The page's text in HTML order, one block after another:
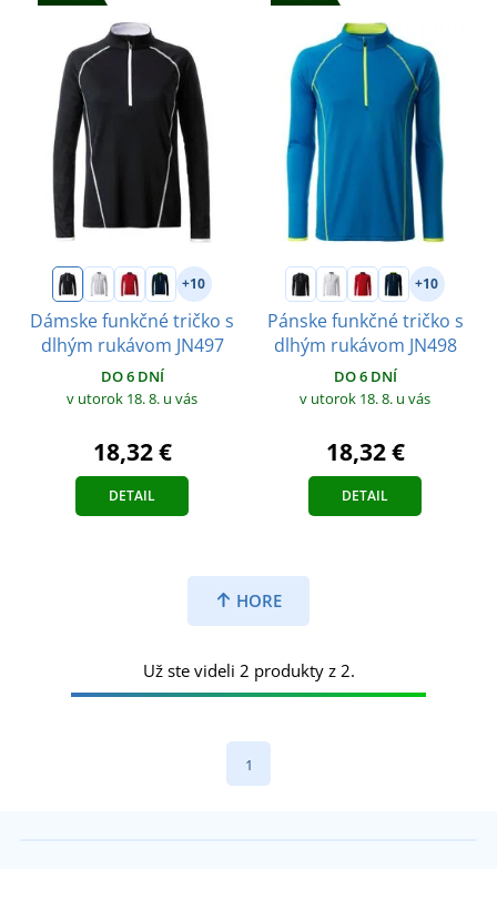
+10
Dámske funkčné tričko s
dlhým rukávom JN497
DO 6 DNÍ
v utorok 18. 8. u vás
18,32 €
DETAIL
+10
Pánske funkčné tričko s
dlhým rukávom JN498
DO 6 DNÍ
v utorok 18. 8. u vás
18,32 €
DETAIL
HORE
Už ste videli 2 produkty z 2.
1